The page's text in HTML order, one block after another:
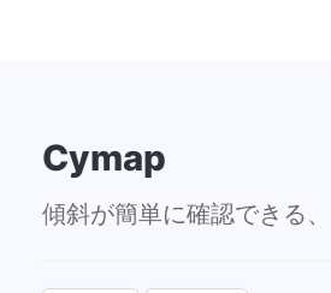
Cymap
傾斜が簡単に確認できる